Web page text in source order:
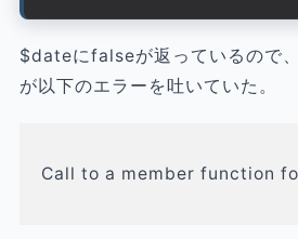
$dateにfalseが返っているので
が以下のエラーを吐いていた。
Call to a member function